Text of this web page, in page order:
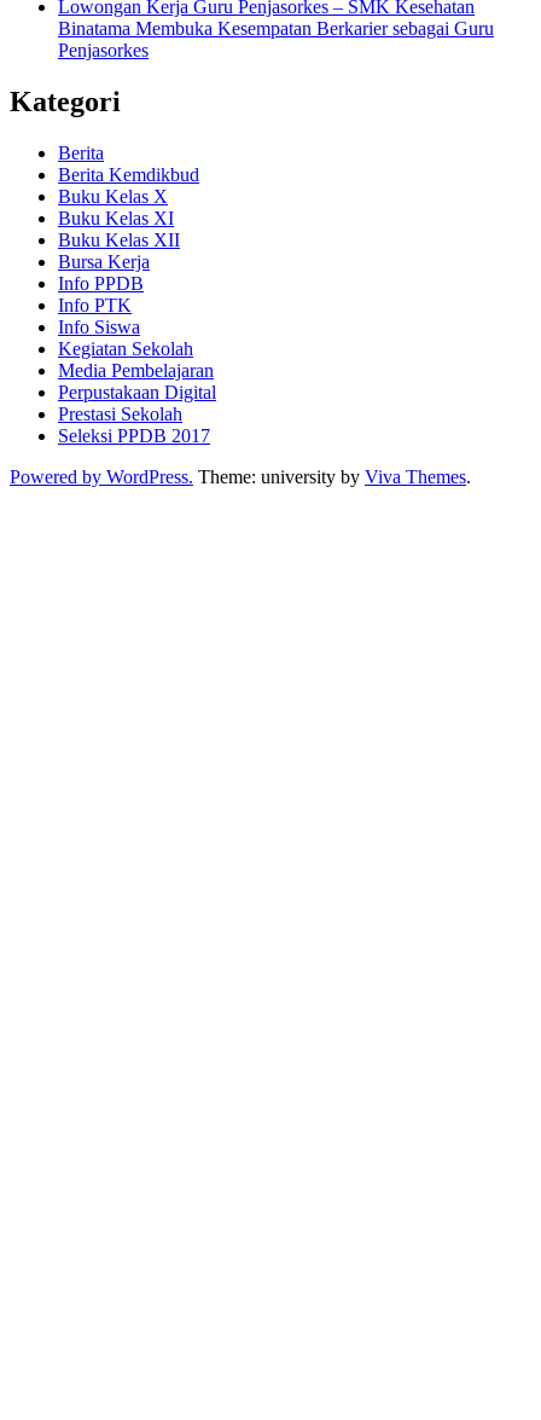
Lowongan Kerja Guru Penjasorkes – SMK Kesehatan
Binatama Membuka Kesempatan Berkarier sebagai Guru
Penjasorkes
Kategori
Berita
Berita Kemdikbud
Buku Kelas X
Buku Kelas XI
Buku Kelas XII
Bursa Kerja
Info PPDB
Info PTK
Info Siswa
Kegiatan Sekolah
Media Pembelajaran
Perpustakaan Digital
Prestasi Sekolah
Seleksi PPDB 2017
Powered by WordPress. Theme: university by Viva Themes.